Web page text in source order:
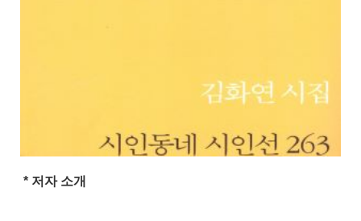
* 저자 소개